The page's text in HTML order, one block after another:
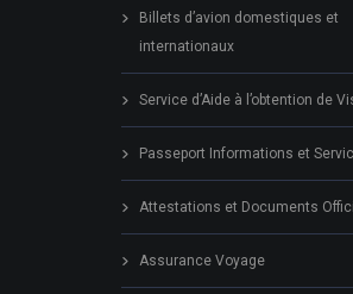
Billets d’avion domestiques et
internationaux
Service d’Aide à l’obtention de
Passeport Informations et
Attestations et Documents
Assurance Voyage